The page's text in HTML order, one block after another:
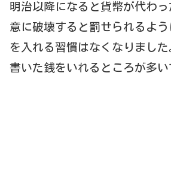
明治以降になると貨幣が代わ
意に破壊すると罰せられるよ
を入れる習慣はなくなりまし
書いた銭をいれるところが多い